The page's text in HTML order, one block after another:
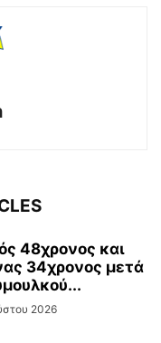
48χρονος και
34χρονος μετά
2026